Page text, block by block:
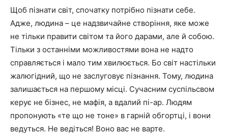
Щоб пізнати світ, спочатку потрібно пізнати себе.
Адже, людина – це надзвичайне створіння, яке може
не тільки правити світом та його дарами, але й собою.
Тільки з останніми можливостями вона не надто
справляється і мало тим хвилюється. Бо світ настільки
жалюгідний, що не заслуговує пізнання. Тому, людина
залишається на першому місці. Сучасним суспільсвом
керує не бізнес, не мафія, а вдалий пі-ар. Людям
пропонують «те що не тоне» в гарній обгортці, і вони
ведуться. Не ведіться! Воно вас не варте.